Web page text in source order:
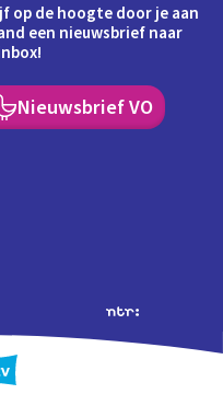
op de hoogte door je aan
een nieuwsbrief naar
Nieuwsbrief VO